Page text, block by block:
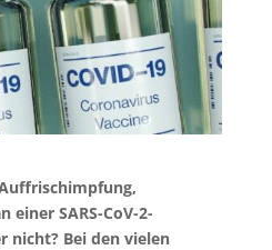
einer SARS-CoV-2-
Bei den vielen